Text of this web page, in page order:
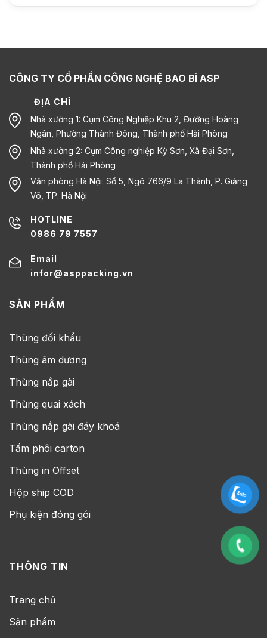
CÔNG TY CỔ PHẦN CÔNG NGHỆ BAO BÌ ASP
ĐỊA CHỈ
Nhà xưởng 1: Cụm Công Nghiệp Khu 2, Đường Hoàng
Ngân, Phường Thành Đông, Thành phố Hải Phòng
Nhà xưởng 2: Cụm Công nghiệp Kỳ Sơn, Xã Đại Sơn,
Thành phố Hải Phòng
Văn phòng Hà Nội: Số 5, Ngõ 766/9 La Thành, P. Giảng
Võ, TP. Hà Nội
HOTLINE
0986 79 7557
Email
infor@asppacking.vn
SẢN PHẨM
Thùng đối khẩu
Thùng âm dương
Thùng nắp gài
Thùng quai xách
Thùng nắp gài đáy khoá
Tấm phôi carton
Thùng in Offset
Hộp ship COD
Phụ kiện đóng gói
THÔNG TIN
Trang chủ
Sản phẩm